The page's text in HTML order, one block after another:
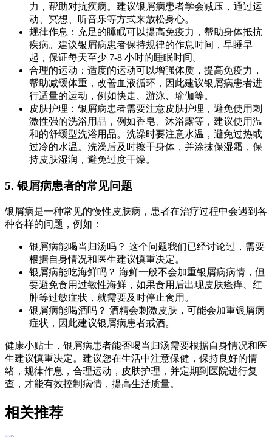
力，帮助对抗疾病。建议银屑病患者学会减压，通过运
动、冥想、听音乐等方式来放松身心。
规律作息：充足的睡眠可以提高免疫力，帮助身体抵抗
疾病。建议银屑病患者保持规律的作息时间，早睡早
起，保证每天至少 7-8 小时的睡眠时间。
合理的运动：适度的运动可以增强体质，提高免疫力，
帮助减缓体重，改善血液循环，因此建议银屑病患者进
行适量的运动，例如快走、游泳、瑜伽等。
皮肤护理：银屑病患者需要注意皮肤护理，避免使用刺
激性强的洗浴用品，例如香皂、沐浴露等，建议使用温
和的舒缓型洗浴用品。洗澡时要注意水温，避免过热或
过冷的水温。洗澡后及时擦干身体，并涂抹保湿霜，保
持皮肤湿润，避免过度干燥。
5. 银屑病患者的常见问题
银屑病是一种常见的慢性皮肤病，患者在治疗过程中会遇到各
种各样的问题，例如：
银屑病能喝当归汤吗？ 这个问题我们已经讨论过，需要
根据自身情况和医生建议慎重决定。
银屑病能吃海鲜吗？ 海鲜一般不会加重银屑病病情，但
要避免食用过敏性海鲜，如果食用后出现皮肤瘙痒、红
肿等过敏症状，就需要及时停止食用。
银屑病能喝酒吗？ 酒精会刺激皮肤，可能会加重银屑病
症状，因此建议银屑病患者戒酒。
健康小贴士，银屑病患者能否喝当归汤需要根据自身情况和医
生建议慎重决定。建议您在生活中注意保健，保持良好的情
绪，规律作息，合理运动，皮肤护理，并定期到医院进行复
查，才能有效控制病情，提高生活质量。
相关推荐